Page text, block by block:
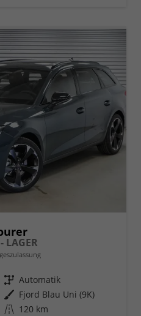
LAGER
Getriebe Automatik
Außenfarbe Fjord Blau Uni (9K)
Kilometerstand 120 km